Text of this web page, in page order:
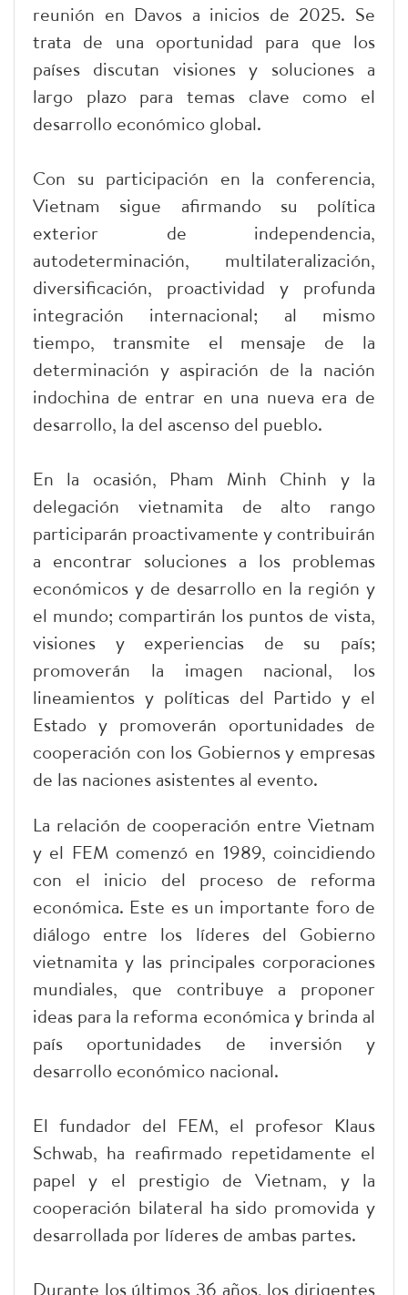
reunión en Davos a inicios de 2025. Se
trata de una oportunidad para que los
países discutan visiones y soluciones a
largo plazo para temas clave como el
desarrollo económico global.
Con su participación en la conferencia,
Vietnam sigue afirmando su política
exterior de independencia,
autodeterminación, multilateralización,
diversificación, proactividad y profunda
integración internacional; al mismo
tiempo, transmite el mensaje de la
determinación y aspiración de la nación
indochina de entrar en una nueva era de
desarrollo, la del ascenso del pueblo.
En la ocasión, Pham Minh Chinh y la
delegación vietnamita de alto rango
participarán proactivamente y contribuirán
a encontrar soluciones a los problemas
económicos y de desarrollo en la región y
el mundo; compartirán los puntos de vista,
visiones y experiencias de su país;
promoverán la imagen nacional, los
lineamientos y políticas del Partido y el
Estado y promoverán oportunidades de
cooperación con los Gobiernos y empresas
de las naciones asistentes al evento.
La relación de cooperación entre Vietnam
y el FEM comenzó en 1989, coincidiendo
con el inicio del proceso de reforma
económica. Este es un importante foro de
diálogo entre los líderes del Gobierno
vietnamita y las principales corporaciones
mundiales, que contribuye a proponer
ideas para la reforma económica y brinda al
país oportunidades de inversión y
desarrollo económico nacional.
El fundador del FEM, el profesor Klaus
Schwab, ha reafirmado repetidamente el
papel y el prestigio de Vietnam, y la
cooperación bilateral ha sido promovida y
desarrollada por líderes de ambas partes.
Durante los últimos 36 años, los dirigentes